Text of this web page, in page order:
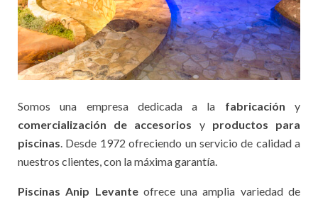
Somos una empresa dedicada a la fabricación y
comercialización de accesorios y productos para
piscinas. Desde 1972 ofreciendo un servicio de calidad a
nuestros clientes, con la máxima garantía.
Piscinas Anip Levanteofrece una amplia variedad de